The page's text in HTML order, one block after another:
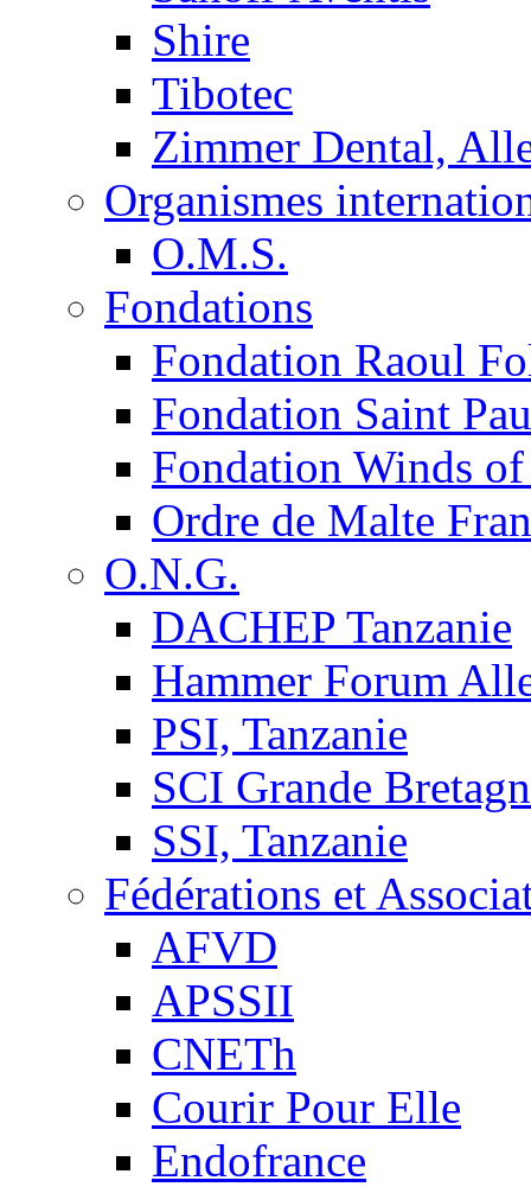
Shire
Tibotec
Zimmer Dental,
Organismes
O.M.S.
Fondations
Fondation Raoul
Fondation Saint
Fondation Winds
Ordre de Malte
O.N.G.
DACHEP Tanzanie
Hammer Forum
PSI, Tanzanie
SCI Grande
SSI, Tanzanie
Fédérations et
AFVD
APSSII
CNETh
Courir Pour Elle
Endofrance